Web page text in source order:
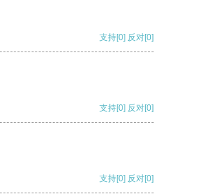
支持[0] 反对[0]
支持[0] 反对[0]
支持[0] 反对[0]